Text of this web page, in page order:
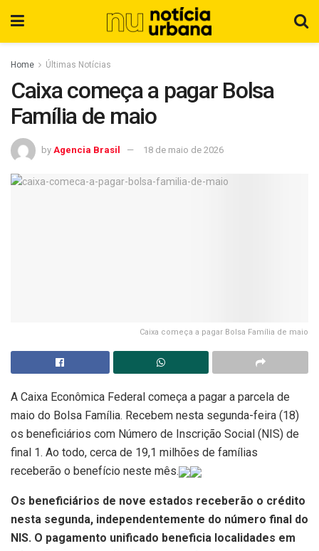
Home Últimas Notícias
Caixa começa a pagar Bolsa
Família de maio
by Agencia Brasil 18 de maio de 2026
Caixa começa a pagar Bolsa Família de maio
A Caixa Econômica Federal começa a pagar a parcela de
maio do Bolsa Família. Recebem nesta segunda-feira (18)
os beneficiários com Número de Inscrição Social (NIS) de
final 1. Ao todo, cerca de 19,1 milhões de famílias
receberão o benefício neste mês.
Os beneficiários de nove estados receberão o crédito
nesta segunda, independentemente do número final do
NIS. O pagamento unificado beneficia localidades em